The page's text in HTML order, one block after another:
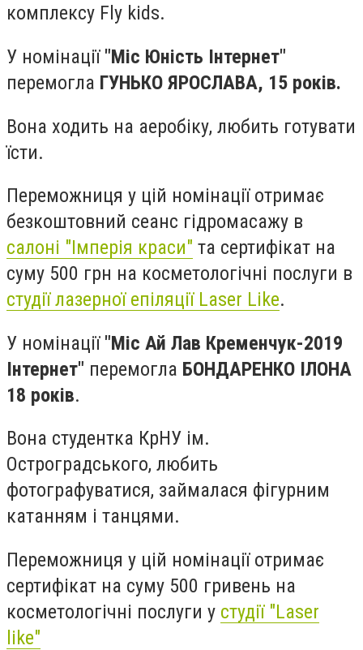
комплексу Fly kids.
У номінації "Міс Юність Інтернет"
перемогла ГУНЬКО ЯРОСЛАВА, 15 років.
Вона ходить на аеробіку, любить готувати
їсти.
Переможниця у цій номінації отримає
безкоштовний сеанс гідромасажу в
салоні "Імперія краси" та сертифікат на
суму 500 грн на косметологічні послуги в
студії лазерної епіляції Laser Like.
У номінації "Міс Ай Лав Кременчук-2019
Інтернет" перемогла БОНДАРЕНКО ІЛОНА
18 років.
Вона студентка КрНУ ім.
Остроградського, любить
фотографуватися, займалася фігурним
катанням і танцями.
Переможниця у цій номінації отримає
сертифікат на суму 500 гривень на
косметологічні послуги у студії "Laser
like"